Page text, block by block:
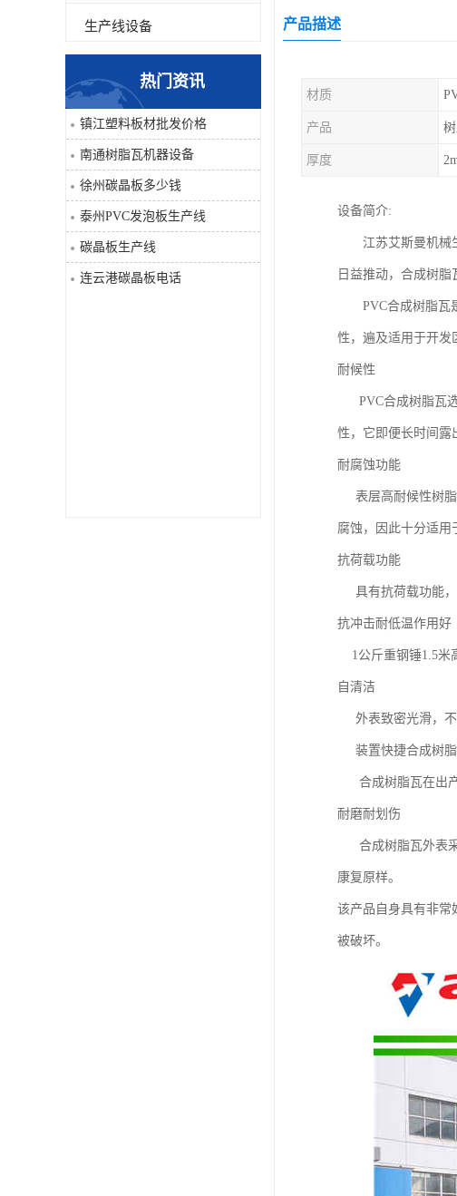
生产线设备
碳晶板生产线
PVC仿大理石板生产线
热门资讯
镇江塑料板材批发价格
南通树脂瓦机器设备
徐州碳晶板多少钱
泰州PVC发泡板生产线
碳晶板生产线
连云港碳晶板电话
产品描述
材质
产品
厚度
设备简介:
江苏艾斯曼机械生
日益推动，合成树脂
PVC合成树脂瓦是
性，遍及适用于开发
耐候性
PVC合成树脂瓦选
性，它即便长时间露
耐腐蚀功能
表层高耐候性树脂
腐蚀，因此十分适用
抗荷载功能
具有抗荷载功能，
抗冲击耐低温作用好
1公斤重钢锤1.5米
自清洁
外表致密光滑，不
装置快捷合成树脂
合成树脂瓦在出产
耐磨耐划伤
合成树脂瓦外表采
康复原样。
该产品自身具有非常
被破坏。